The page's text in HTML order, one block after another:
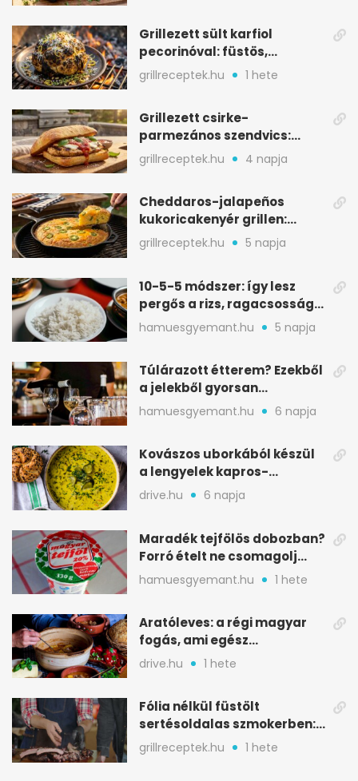
Grillezett sült karfiol
pecorinóval: füstös,
karamellizált nyári kedvenc
grillreceptek.hu 1 hete
Grillezett csirke-
parmezános szendvics:
ropogós csirke, olvadó sajt
grillreceptek.hu 4 napja
Cheddaros-jalapeños
kukoricakenyér grillen:
ropogós alj, puha belső
grillreceptek.hu 5 napja
10-5-5 módszer: így lesz
pergős a rizs, ragacsosság
nélkül
hamuesgyemant.hu 5 napja
Túlárazott étterem? Ezekből
a jelekből gyorsan
észreveheted
hamuesgyemant.hu 6 napja
Kovászos uborkából készül
a lengyelek kapros-
savanykás levese
drive.hu 6 napja
Maradék tejfölös dobozban?
Forró ételt ne csomagolj
ilyen tégelybe
hamuesgyemant.hu 1 hete
Aratóleves: a régi magyar
fogás, ami egész
csapatokat jóllakatott
drive.hu 1 hete
Fólia nélkül füstölt
sertésoldalas szmokerben:
ropogós bark, 6 óra
grillreceptek.hu 1 hete